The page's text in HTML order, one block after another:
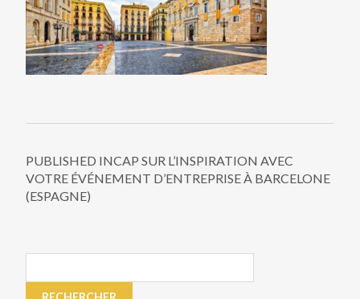
PUBLISHED INCAP SUR L’INSPIRATION AVEC
VOTRE ÉVÉNEMENT D’ENTREPRISE À BARCELONE
(ESPAGNE)